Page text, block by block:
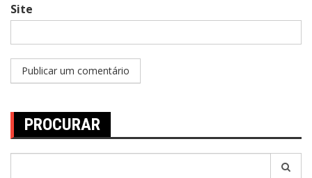
Site
PROCURAR